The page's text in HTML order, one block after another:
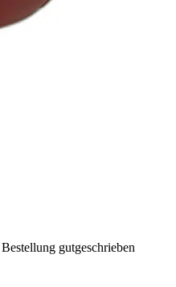
gutgeschrieben